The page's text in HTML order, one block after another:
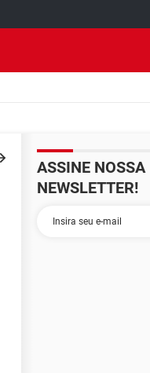
ASSINE NOSSA
NEWSLETTER!